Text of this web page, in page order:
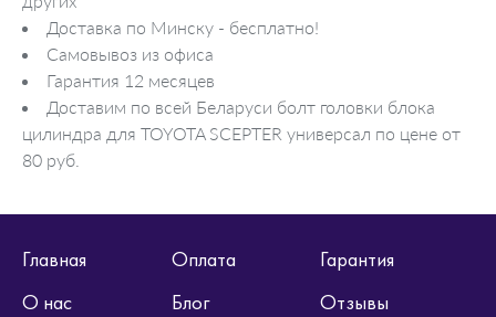
Доставка по Минску - бесплатно!
Самовывоз из офиса
Гарантия 12 месяцев
Доставим по всей Беларуси болт головки блока
цилиндра для TOYOTA SCEPTER универсал по цене от
80 руб.
Главная Оплата
Гарантия
О нас
Блог Отзывы